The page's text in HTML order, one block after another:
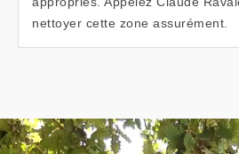
nettoyer cette zone assurément.